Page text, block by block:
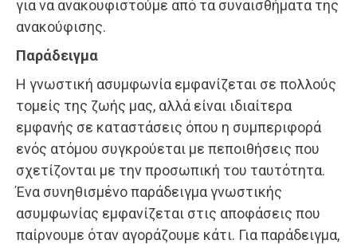
για να ανακουφιστούμε από τα συναισθήματα της
ανακούφισης.
Παράδειγμα
Η γνωστική ασυμφωνία εμφανίζεται σε πολλούς
τομείς της ζωής μας, αλλά είναι ιδιαίτερα
εμφανής σε καταστάσεις όπου η συμπεριφορά
ενός ατόμου συγκρούεται με πεποιθήσεις που
σχετίζονται με την προσωπική του ταυτότητα.
Ένα συνηθισμένο παράδειγμα γνωστικής
ασυμφωνίας εμφανίζεται στις αποφάσεις που
παίρνουμε όταν αγοράζουμε κάτι. Για παράδειγμα,